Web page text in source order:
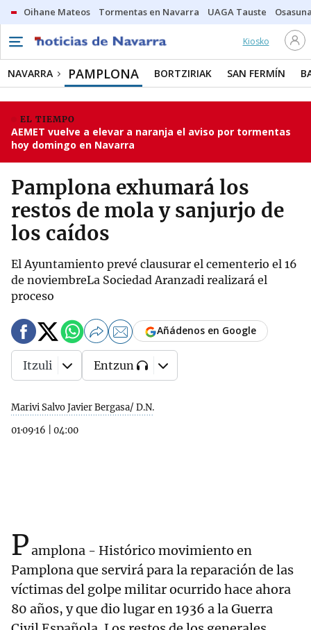
Oihane Mateos Tormentas en Navarra UAGA Tauste
Kiosko
NAVARRA PAMPLONA BORTZIRIAK SAN FERMÍN
EL TIEMPO
AEMET vuelve a elevar a naranja el aviso por tormentas
hoy domingo en Navarra
Pamplona exhumará los
restos de mola y sanjurjo de
los caídos
El Ayuntamiento prevé clausurar el cementerio el 16
de noviembreLa Sociedad Aranzadi realizará el
proceso
Marivi Salvo Javier Bergasa/ D.N.
01·09·16
04:00
Añádenos en Google
Itzuli Entzun
Pamplona - Histórico movimiento en
Pamplona que servirá para la reparación de las
víctimas del golpe militar ocurrido hace ahora
80 años, y que dio lugar en 1936 a la Guerra